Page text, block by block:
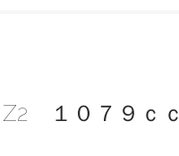
１０７９ｃ